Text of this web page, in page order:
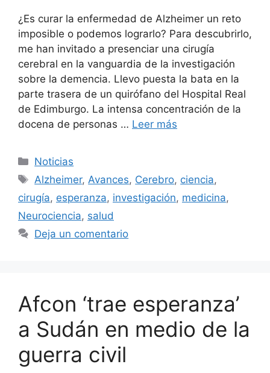
¿Es curar la enfermedad de Alzheimer un reto
imposible o podemos lograrlo? Para descubrirlo,
me han invitado a presenciar una cirugía
cerebral en la vanguardia de la investigación
sobre la demencia. Llevo puesta la bata en la
parte trasera de un quirófano del Hospital Real
de Edimburgo. La intensa concentración de la
docena de personas … Leer más
Categorías
Noticias
Etiquetas
Alzheimer, Avances, Cerebro, ciencia,
cirugía, esperanza, investigación, medicina,
Neurociencia, salud
Deja un comentario
Afcon ‘trae esperanza’
a Sudán en medio de la
guerra civil